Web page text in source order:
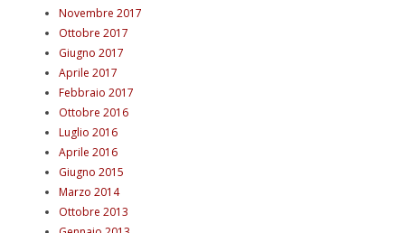
Novembre 2017
Ottobre 2017
Giugno 2017
Aprile 2017
Febbraio 2017
Ottobre 2016
Luglio 2016
Aprile 2016
Giugno 2015
Marzo 2014
Ottobre 2013